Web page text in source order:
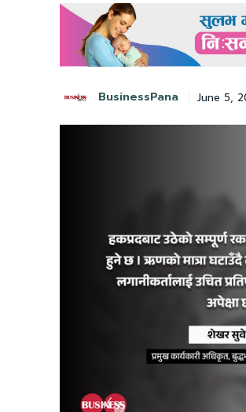
BusinessPana June 5,